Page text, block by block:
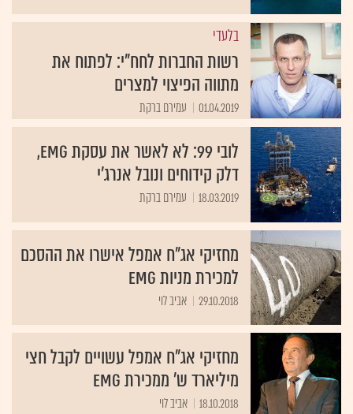
בלעדי
רשות החברות לחח"י: לפתוח את
מתווה הפיצוי למצרים
01.04.2019 עמירם ברקת
לובי 99: לא לאשר את עסקת EMG,
דלק קידוחים ונובל אנרג'י
18.03.2019 עמירם ברקת
מחזיקי אג"ח אמפל אישרו את ההסכם
למכירת מניות EMG
29.10.2018 אביב לוי
מחזיקי אג"ח אמפל עשויים לקבל חצי
מיליארד ש' ממכירת EMG
18.10.2018 אביב לוי